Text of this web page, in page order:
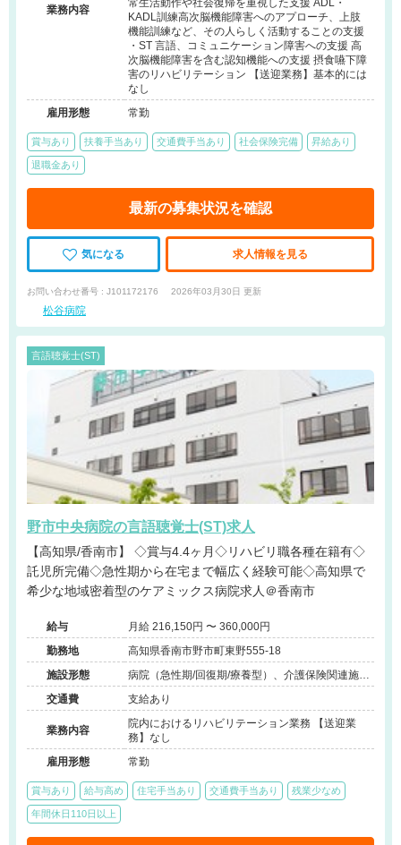
業務内容
常生活動作や社会復帰を重視した支援 ADL・
KADL訓練高次脳機能障害へのアプローチ、上肢
機能訓練など、その人らしく活動することの支援
・ST 言語、コミュニケーション障害への支援 高
次脳機能障害を含む認知機能への支援 摂食嚥下障
害のリハビリテーション 【送迎業務】基本的には
なし
雇用形態
常勤
賞与あり 扶養手当あり 交通費手当あり 社会保険完備 昇給あり
退職金あり
最新の募集状況を確認
気になる 求人情報を見る
お問い合わせ番号 : J101172176 2026年03月30日 更新
松谷病院
言語聴覚士(ST)
野市中央病院の言語聴覚士(ST)求人
【高知県/香南市】 ◇賞与4.4ヶ月◇リハビリ職各種在籍有◇
託児所完備◇急性期から在宅まで幅広く経験可能◇高知県で
希少な地域密着型のケアミックス病院求人＠香南市
給与
月給 216,150円 〜 360,000円
勤務地
高知県香南市野市町東野555-18
施設形態
病院（急性期/回復期/療養型）、介護保険関連施設
（訪問看護・リハ）
交通費 支給あり
業務内容
院内におけるリハビリテーション業務 【送迎業
務】なし
雇用形態
常勤
賞与あり 給与高め 住宅手当あり 交通費手当あり 残業少なめ
年間休日110日以上